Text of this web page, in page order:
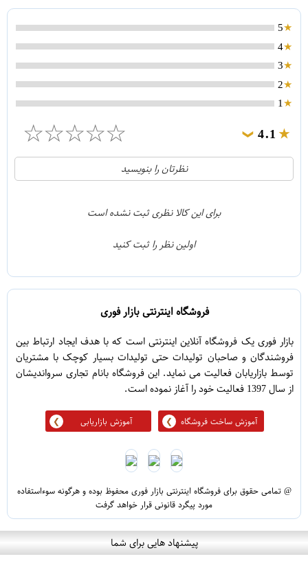
5
4
3
2
1
4.1
❯
☆
☆
☆
☆
☆
21
1
نظرتان را بنویسید
برای این کالا نظری ثبت نشده است
اولین نظر را ثبت کنید
فروشگاه اینترنتی بازار فوری
بازار فوری یک فروشگاه آنلاین اینترنتی است که با هدف ایجاد ارتباط بین
فروشندگان و صاحبان تولیدات حتی تولیدات بسیار کوچک با مشتریان
توسط بازاریابان فعالیت می نماید. این فروشگاه بانام تجاری سرواندیشان
از سال 1397 فعالیت خود را آغاز نموده است.
آموزش ساخت فروشگاه آموزش بازاریابی
@ تمامی حقوق برای فروشگاه اینترنتی بازار فوری محفوظ بوده و هرگونه سوءاستفاده
مورد پیگرد قانونی قرار خواهد گرفت
پیشنهاد هایی برای شما